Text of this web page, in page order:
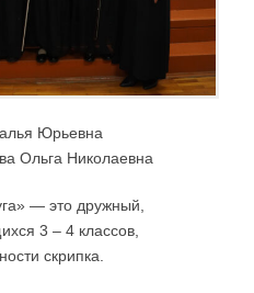
Юрьевна
Ольга Николаевна
— это дружный,
3 – 4 классов,
скрипка.